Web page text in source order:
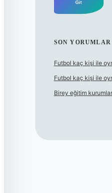
SON YORUMLAR
Futbol kaç kişi ile
Futbol kaç kişi ile
Birey eğitim